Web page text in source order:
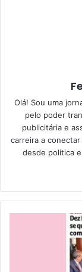
Olá! Sou uma
pelo poder
publicitária e
carreira a
desde política